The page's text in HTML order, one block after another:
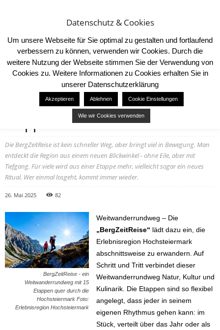
NEWS SEHENSWÜRDIGKEITEN VERANSTALTUNGEN
Weitwanderrundweg mit 15
Die BergZeitReise ist kein schneller Weg, aber bringt viel in Bewegung. Man
entdeckt die Region aus einem neuen Blickwinkel - ohne Eile, aber mit
Tiefgang. Für viele wird aus einer Etappe mehr, vielleicht sogar ein neues
Ritual. Wer einmal losgeht, kommt immer wieder.
26. Mai 2025 82
BergZeitReise - ein
Weitwanderrundweg mit 15
Etappen quer durch die
Hochsteiermark Foto:
Erlebnisregion Hochsteiermark
Weitwanderrundweg – Die
„BergZeitReise“ lädt dazu ein, die
Erlebnisregion Hochsteiermark
abschnittsweise zu erwandern. Auf
Schritt und Tritt verbindet dieser
Weitwanderrundweg Natur, Kultur und
Kulinarik. Die Etappen sind so flexibel
angelegt, dass jeder in seinem
eigenen Rhythmus gehen kann: im
Stück, verteilt über das Jahr oder als
Datenschutz & Cookies
Um unsere Webseite für Sie optimal zu gestalten und fortlaufend
verbessern zu können, verwenden wir Cookies. Durch die
weitere Nutzung der Webseite stimmen Sie der Verwendung von
Cookies zu. Weitere Informationen zu Cookies erhalten Sie in
unserer Datenschutzerklärung
Akzeptieren Ablehnen Cookie Einstellungen
Wie wir Cookies verwenden